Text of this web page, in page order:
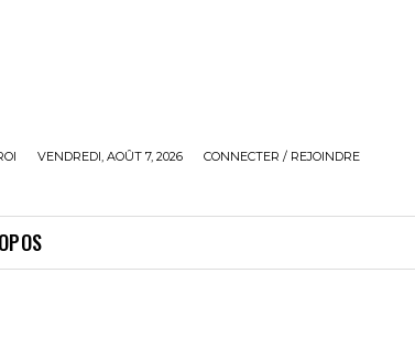
VENDREDI, AOÛT 7, 2026 CONNECTER / REJOINDRE